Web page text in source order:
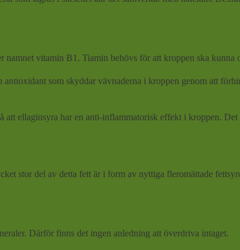
vitamin B1. Tiamin behövs för att kroppen ska kunna
som skyddar vävnaderna i kroppen genom att
ellaginsyra har en anti-inflammatorisk effekt i kroppen.
stor del av detta fett är i form av nyttiga fleromättade
Därför finns det ingen anledning att överdriva intaget.